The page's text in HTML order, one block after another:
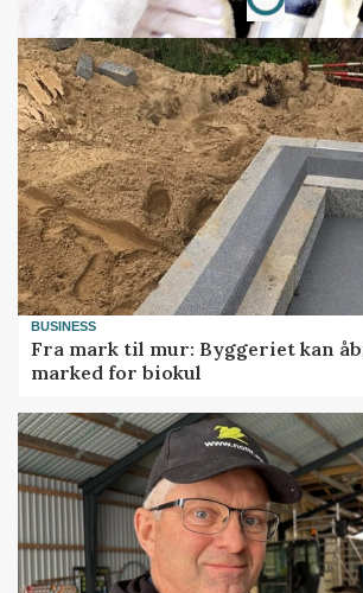
BUSINESS
Fra mark til mur: Byggeriet kan
marked for biokul